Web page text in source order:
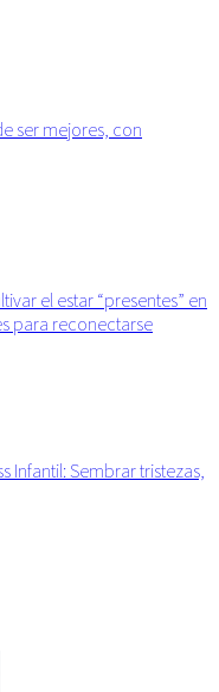
ser mejores, con
el estar “presentes” en
para reconectarse
Infantil: Sembrar tristezas,